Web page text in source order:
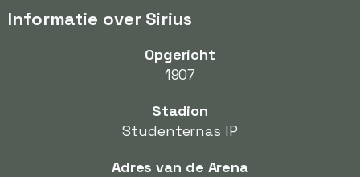
Informatie over Sirius
Opgericht
1907
Stadion
Studenternas IP
Adres van de Arena